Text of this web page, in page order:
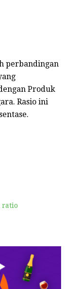
perbandingan
Produk
Rasio ini
ratio